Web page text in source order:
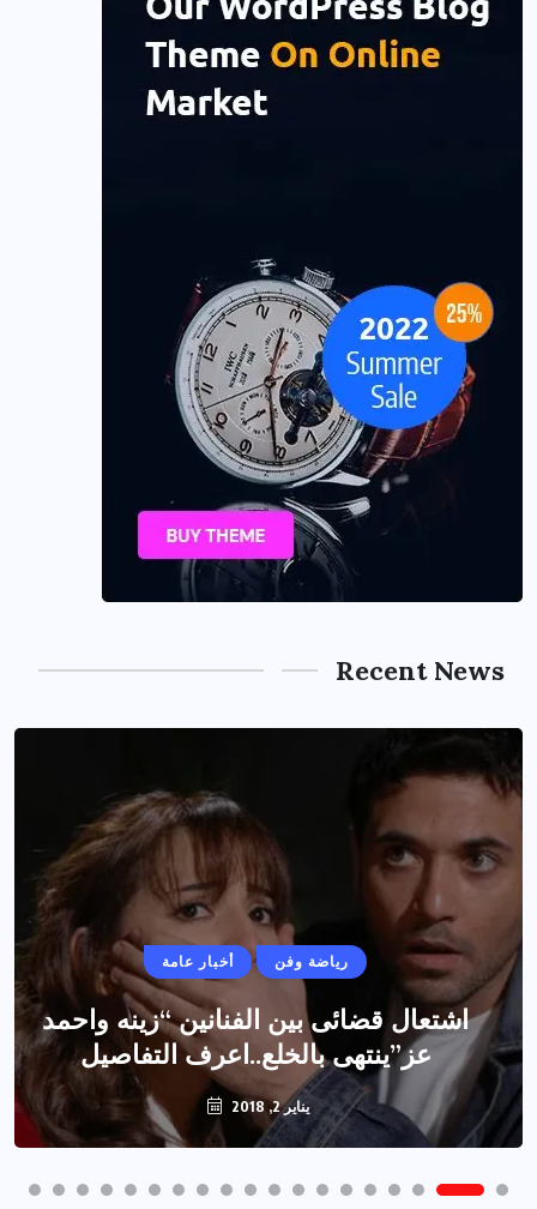
Recent News
أخبار عامة رياضة وفن
اشتعال قضائى بين الفنانين “زينه واحمد
عز”ينتهى بالخلع..اعرف التفاصيل
يناير 2, 2018